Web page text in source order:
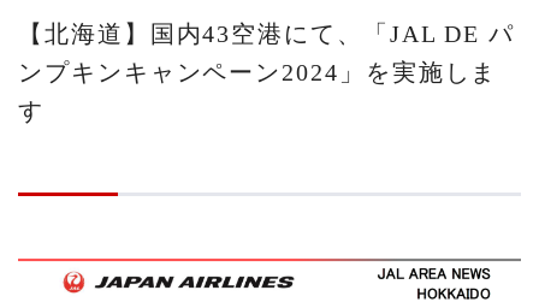
【北海道】国内43空港にて、「JAL DE パ
ンプキンキャンペーン2024」を実施しま
す